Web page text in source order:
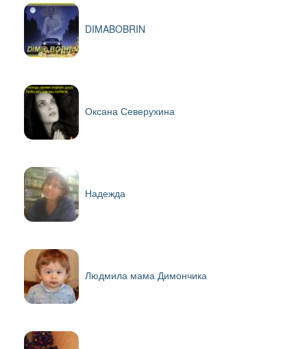
DIMABOBRIN
Оксана Северухина
Надежда
Людмила мама Димончика